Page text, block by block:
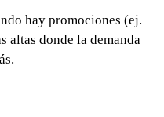
hay promociones (ej.
altas donde la demanda